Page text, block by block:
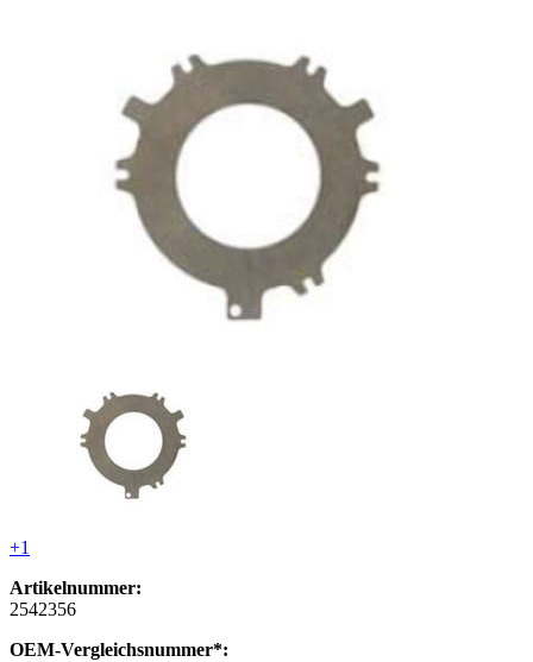
+1
Artikelnummer:
2542356
OEM-Vergleichsnummer*: